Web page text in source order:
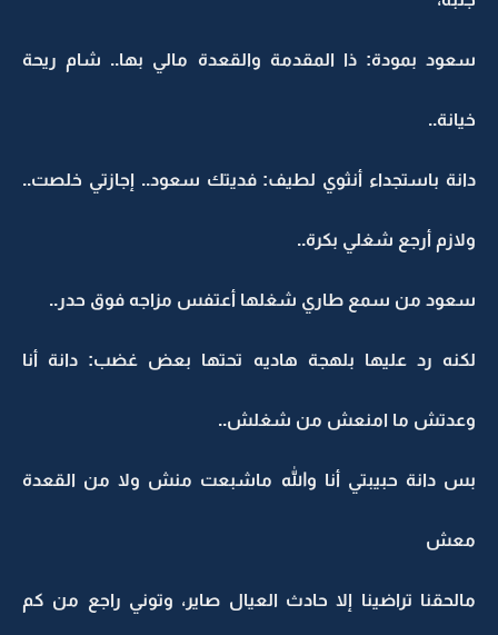
سعود بمودة: ذا المقدمة والقعدة مالي بها.. شام ريحة
خيانة..
دانة باستجداء أنثوي لطيف: فديتك سعود.. إجازتي خلصت..
ولازم أرجع شغلي بكرة..
سعود من سمع طاري شغلها أعتفس مزاجه فوق حدر..
لكنه رد عليها بلهجة هاديه تحتها بعض غضب: دانة أنا
وعدتش ما امنعش من شغلش..
بس دانة حبيبتي أنا والله ماشبعت منش ولا من القعدة
معش
مالحقنا تراضينا إلا حادث العيال صاير، وتوني راجع من كم